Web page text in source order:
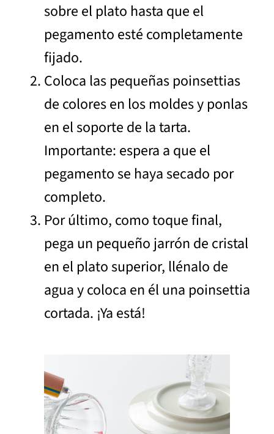
sobre el plato hasta que el
pegamento esté completamente
fijado.
Coloca las pequeñas poinsettias
de colores en los moldes y ponlas
en el soporte de la tarta.
Importante: espera a que el
pegamento se haya secado por
completo.
Por último, como toque final,
pega un pequeño jarrón de cristal
en el plato superior, llénalo de
agua y coloca en él una poinsettia
cortada. ¡Ya está!